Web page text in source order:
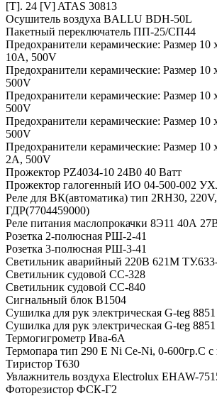
[T]. 24 [V] ATAS 30813
Осушитель воздуха BALLU BDH-50L
Пакетный переключатель ПП-25/СП44
Предохранители керамические: Размер
10A, 500V
Предохранители керамические: Размер
500V
Предохранители керамические: Размер
500V
Предохранители керамические: Размер
500V
Предохранители керамические: Размер
2A, 500V
Прожектор PZ4034-10 24В0 40 Ватт
Прожектор галогенный ИО 04-500-002
Реле для ВК(автоматика) тип 2RH30,
ГДР(7704459000)
Реле питания маслопрокачки 8Э11 40А
Розетка 2-полюсная РШ-2-41
Розетка 3-полюсная РШ-3-41
Светильник аварийный 220В 621М
Светильник судовой СС-328
Светильник судовой СС-840
Сигнальный блок В1504
Сушилка для рук электрическая G-teg
Сушилка для рук электрическая G-teg
Термогигрометр Ива-6А
Термопара тип 290 Е Ni Ce-Ni, 0-600гр.С с
Тиристор Т630
Увлажнитель воздуха Electrolux EHAW-
Фоторезистор ФСК-Г2